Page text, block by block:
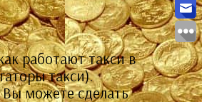
работают такси в
такси).
Вы можете сделать